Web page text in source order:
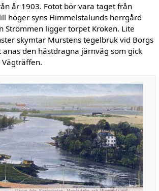
år 1903. Fotot bör vara taget från
höger syns Himmelstalunds herrgård
Strömmen ligger torpet Kroken. Lite
skymtar Murstens tegelbruk vid Borgs
den hästdragna järnväg som gick